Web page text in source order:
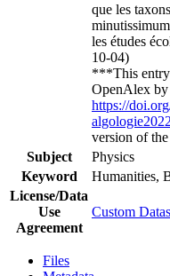
que les
les études
10-04)
***This entry
OpenAlex by
https://
version of
Subject
Physics
Keyword
Humanities,
License/Data
Use
Agreement
Custom
Files